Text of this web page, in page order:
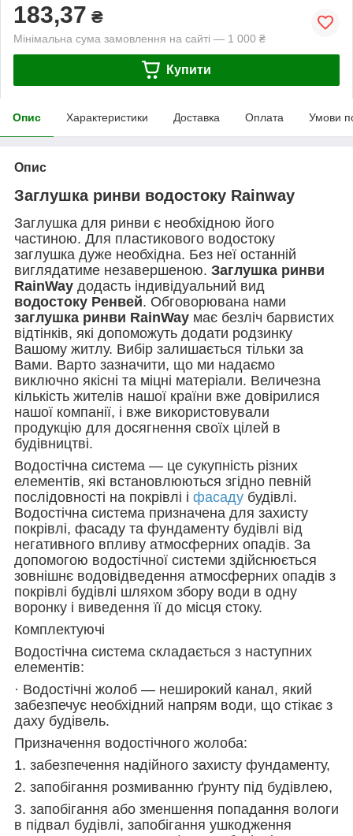
183,37 ₴
Мінімальна сума замовлення на сайті — 1 000 ₴
Купити
Опис Характеристики Доставка Оплата Умови
Опис
Заглушка ринви водостоку Rainway
Заглушка для ринви є необхідною його
частиною. Для пластикового водостоку
заглушка дуже необхідна. Без неї останній
виглядатиме незавершеною. Заглушка ринви
RainWay додасть індивідуальний вид
водостоку Ренвей. Обговорювана нами
заглушка ринви RainWay має безліч барвистих
відтінків, які допоможуть додати родзинку
Вашому житлу. Вибір залишається тільки за
Вами. Варто зазначити, що ми надаємо
виключно якісні та міцні матеріали. Величезна
кількість жителів нашої країни вже довірилися
нашої компанії, і вже використовували
продукцію для досягнення своїх цілей в
будівництві.
Водостічна система — це сукупність різних
елементів, які встановлюються згідно певній
послідовності на покрівлі і фасаду будівлі.
Водостічна система призначена для захисту
покрівлі, фасаду та фундаменту будівлі від
негативного впливу атмосферних опадів. За
допомогою водостічної системи здійснюється
зовнішнє водовідведення атмосферних опадів з
покрівлі будівлі шляхом збору води в одну
воронку і виведення її до місця стоку.
Комплектуючі
Водостічна система складається з наступних
елементів:
· Водостічні жолоб — неширокий канал, який
забезпечує необхідний напрям води, що стікає з
даху будівель.
Призначення водостічного жолоба:
1. забезпечення надійного захисту фундаменту,
2. запобігання розмиванню ґрунту під будівлею,
3. запобігання або зменшення попадання вологи
в підвал будівлі, запобігання ушкодження